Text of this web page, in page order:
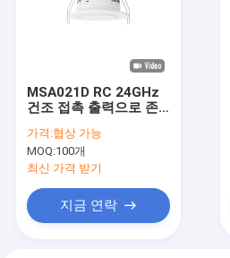
MSA021D RC 24GHz
건조 접촉 출력으로 존
가격:협상 가능
MOQ:100개
최신 가격 받기
지금 연락